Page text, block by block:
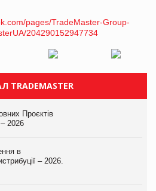
TRADEMASTER
Проєктів
2026
в
– 2026.